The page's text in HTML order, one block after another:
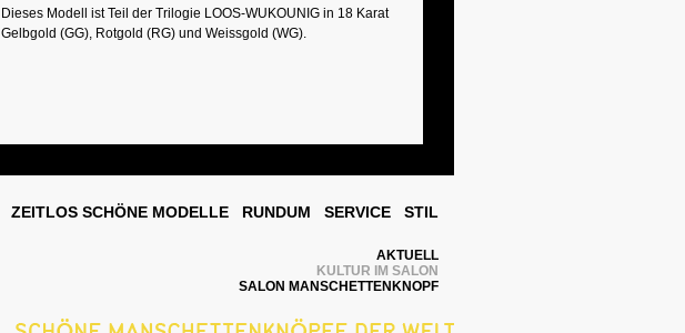
Dieses Modell ist Teil der Trilogie LOOS-WUKOUNIG in 18 Karat
Gelbgold (GG), Rotgold (RG) und Weissgold (WG).
ZEITLOS SCHÖNE MODELLE RUNDUM SERVICE STIL
AKTUELL
KULTUR IM SALON
SALON MANSCHETTENKNOPF